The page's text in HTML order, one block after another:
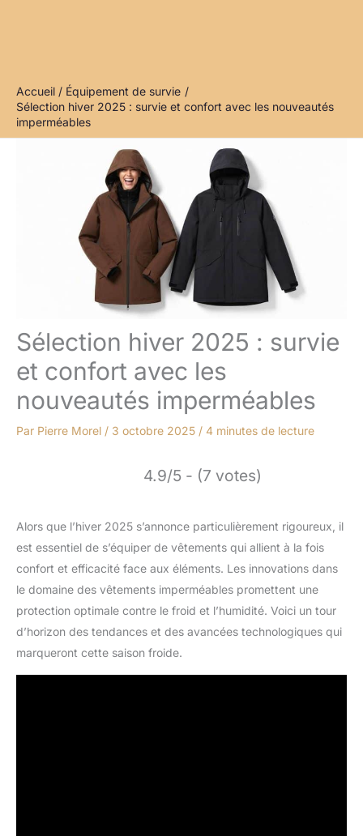
Accueil
Équipement de survie
Sélection hiver 2025 : survie et confort avec les nouveautés
imperméables
Sélection hiver 2025 : survie
et confort avec les
nouveautés imperméables
Par Pierre Morel / 3 octobre 2025 / 4 minutes de lecture
4.9/5 - (7 votes)
Alors que l’hiver 2025 s’annonce particulièrement rigoureux, il
est essentiel de s’équiper de vêtements qui allient à la fois
confort et efficacité face aux éléments. Les innovations dans
le domaine des vêtements imperméables promettent une
protection optimale contre le froid et l’humidité. Voici un tour
d’horizon des tendances et des avancées technologiques qui
marqueront cette saison froide.